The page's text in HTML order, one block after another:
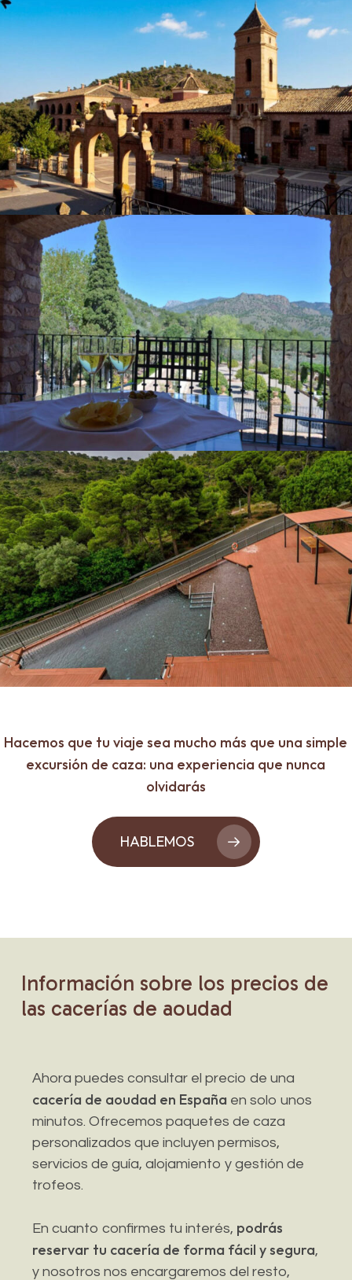
Hacemos que tu viaje sea mucho más que una simple
excursión de caza: una experiencia que nunca
olvidarás
HABLEMOS
Información sobre los precios de
las cacerías de aoudad
Ahora puedes consultar el precio de una
cacería de aoudad en España en solo unos
minutos. Ofrecemos paquetes de caza
personalizados que incluyen permisos,
servicios de guía, alojamiento y gestión de
trofeos.
En cuanto confirmes tu interés, podrás
reservar tu cacería de forma fácil y segura,
y nosotros nos encargaremos del resto,